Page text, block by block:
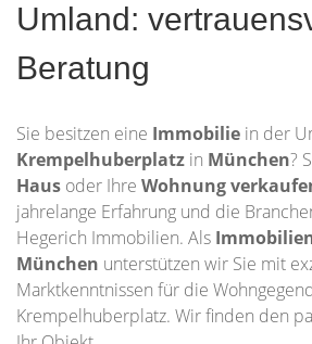
Umland:
Beratung
Sie besitzen eine Immobilie in der
Krempelhuberplatz in München?
Haus oder Ihre Wohnung
jahrelange Erfahrung und die
Hegerich Immobilien. Als
München unterstützen wir Sie mit
Marktkenntnissen für die
Krempelhuberplatz. Wir finden den